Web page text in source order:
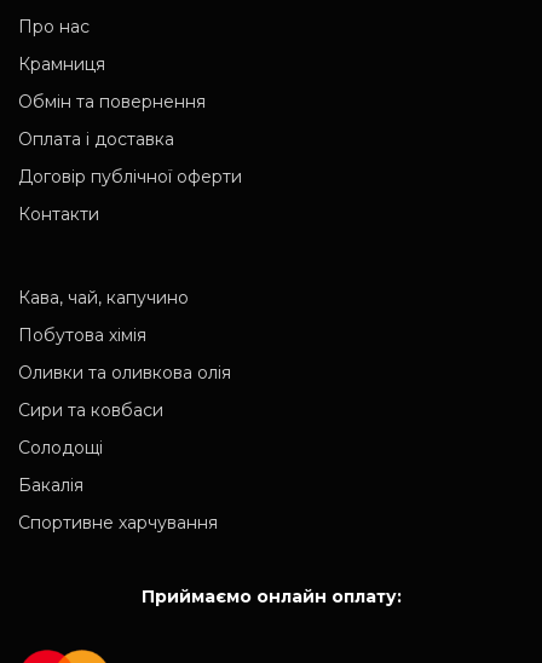
Про нас
Крамниця
Обмін та повернення
Оплата і доставка
Договір публічної оферти
Контакти
Кава, чай, капучино
Побутова хімія
Оливки та оливкова олія
Сири та ковбаси
Солодощі
Бакалія
Спортивне харчування
Приймаємо онлайн оплату: